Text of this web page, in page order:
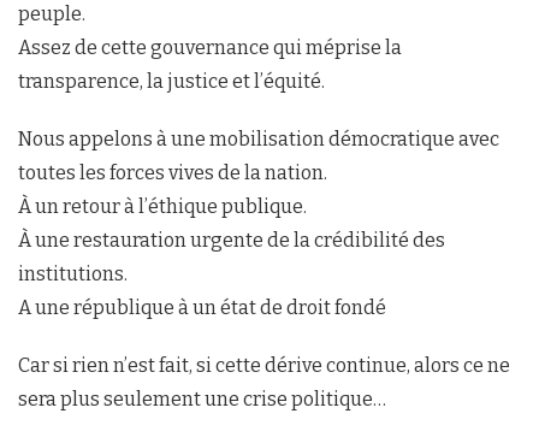
peuple.
Assez de cette gouvernance qui méprise la
transparence, la justice et l’équité.
Nous appelons à une mobilisation démocratique avec
toutes les forces vives de la nation.
À un retour à l’éthique publique.
À une restauration urgente de la crédibilité des
institutions.
A une république à un état de droit fondé
Car si rien n’est fait, si cette dérive continue, alors ce ne
sera plus seulement une crise politique…